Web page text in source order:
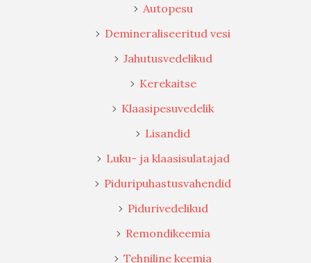
Autopesu
Demineraliseeritud vesi
Jahutusvedelikud
Kerekaitse
Klaasipesuvedelik
Lisandid
Luku- ja klaasisulatajad
Piduripuhastusvahendid
Pidurivedelikud
Remondikeemia
Tehniline keemia